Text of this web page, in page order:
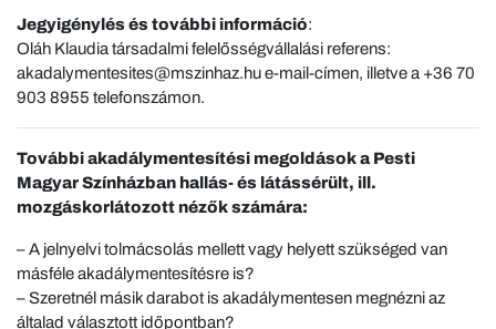
Jegyigénylés és további információ:
Oláh Klaudia társadalmi felelősségvállalási referens:
akadalymentesites@mszinhaz.hu e-mail-címen, illetve a +36 70
903 8955 telefonszámon.
További akadálymentesítési megoldások a Pesti
Magyar Színházban hallás- és látássérült, ill.
mozgáskorlátozott nézők számára:
– A jelnyelvi tolmácsolás mellett vagy helyett szükséged van
másféle akadálymentesítésre is?
– Szeretnél másik darabot is akadálymentesen megnézni az
általad választott időpontban?